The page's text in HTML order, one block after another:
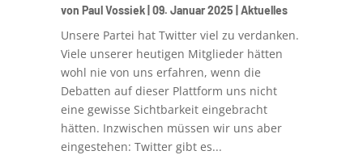
von Paul Vossiek| 09. Januar 2025 Aktuelles
Unsere Partei hat Twitter viel zu verdanken.
Viele unserer heutigen Mitglieder hätten
wohl nie von uns erfahren, wenn die
Debatten auf dieser Plattform uns nicht
eine gewisse Sichtbarkeit eingebracht
hätten. Inzwischen müssen wir uns aber
eingestehen: Twitter gibt es...